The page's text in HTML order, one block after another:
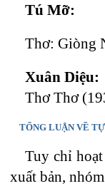
Tú Mỡ:
Thơ: Giòng
Xuân Diệu:
Thơ Thơ
TỔNG LUẬN VỀ
Tuy chỉ
xuất bản,